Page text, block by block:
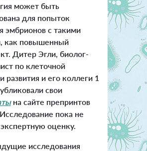
может быть
для попыток
эмбрионов с такими
как повышенный
Дитер Эгли, биолог-
по клеточной
развития и его коллеги 1
свои
на сайте препринтов
пока не
оценку.
исследования